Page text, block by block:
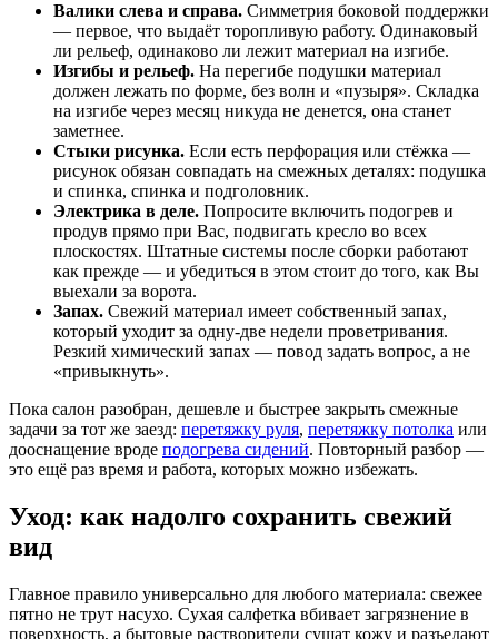
Валики слева и справа. Симметрия боковой поддержки
— первое, что выдаёт торопливую работу. Одинаковый
ли рельеф, одинаково ли лежит материал на изгибе.
Изгибы и рельеф. На перегибе подушки материал
должен лежать по форме, без волн и «пузыря». Складка
на изгибе через месяц никуда не денется, она станет
заметнее.
Стыки рисунка. Если есть перфорация или стёжка —
рисунок обязан совпадать на смежных деталях: подушка
и спинка, спинка и подголовник.
Электрика в деле. Попросите включить подогрев и
продув прямо при Вас, подвигать кресло во всех
плоскостях. Штатные системы после сборки работают
как прежде — и убедиться в этом стоит до того, как Вы
выехали за ворота.
Запах. Свежий материал имеет собственный запах,
который уходит за одну-две недели проветривания.
Резкий химический запах — повод задать вопрос, а не
«привыкнуть».
Пока салон разобран, дешевле и быстрее закрыть смежные
задачи за тот же заезд: перетяжку руля, перетяжку потолка или
дооснащение вроде подогрева сидений. Повторный разбор —
это ещё раз время и работа, которых можно избежать.
Уход: как надолго сохранить свежий
вид
Главное правило универсально для любого материала: свежее
пятно не трут насухо. Сухая салфетка вбивает загрязнение в
поверхность, а бытовые растворители сушат кожу и разъедают